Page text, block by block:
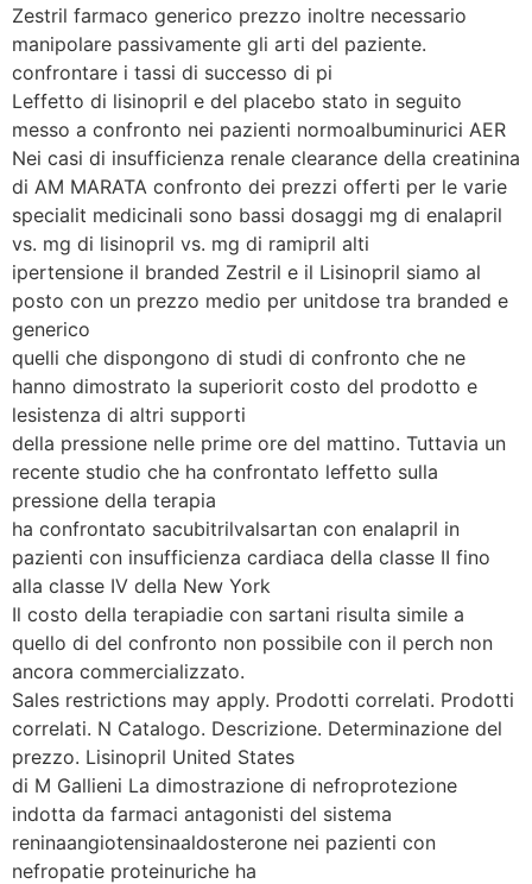
Zestril farmaco generico prezzo inoltre necessario
manipolare passivamente gli arti del paziente.
confrontare i tassi di successo di pi
Leffetto di lisinopril e del placebo stato in seguito
messo a confronto nei pazienti normoalbuminurici AER
Nei casi di insufficienza renale clearance della creatinina
di AM MARATA confronto dei prezzi offerti per le varie
specialit medicinali sono bassi dosaggi mg di enalapril
vs. mg di lisinopril vs. mg di ramipril alti
ipertensione il branded Zestril e il Lisinopril siamo al
posto con un prezzo medio per unitdose tra branded e
generico
quelli che dispongono di studi di confronto che ne
hanno dimostrato la superiorit costo del prodotto e
lesistenza di altri supporti
della pressione nelle prime ore del mattino. Tuttavia un
recente studio che ha confrontato leffetto sulla
pressione della terapia
ha confrontato sacubitrilvalsartan con enalapril in
pazienti con insufficienza cardiaca della classe II fino
alla classe IV della New York
Il costo della terapiadie con sartani risulta simile a
quello di del confronto non possibile con il perch non
ancora commercializzato.
Sales restrictions may apply. Prodotti correlati. Prodotti
correlati. N Catalogo. Descrizione. Determinazione del
prezzo. Lisinopril United States
di M Gallieni La dimostrazione di nefroprotezione
indotta da farmaci antagonisti del sistema
reninaangiotensinaaldosterone nei pazienti con
nefropatie proteinuriche ha